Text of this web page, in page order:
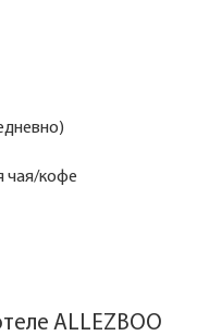
чая/кофе
ALLEZBOO